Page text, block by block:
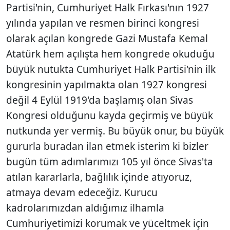
Partisi'nin, Cumhuriyet Halk Fırkası'nın 1927
yılında yapılan ve resmen birinci kongresi
olarak açılan kongrede Gazi Mustafa Kemal
Atatürk hem açılışta hem kongrede okuduğu
büyük nutukta Cumhuriyet Halk Partisi'nin ilk
kongresinin yapılmakta olan 1927 kongresi
değil 4 Eylül 1919'da başlamış olan Sivas
Kongresi olduğunu kayda geçirmiş ve büyük
nutkunda yer vermiş. Bu büyük onur, bu büyük
gururla buradan ilan etmek isterim ki bizler
bugün tüm adımlarımızı 105 yıl önce Sivas'ta
atılan kararlarla, bağlılık içinde atıyoruz,
atmaya devam edeceğiz. Kurucu
kadrolarımızdan aldığımız ilhamla
Cumhuriyetimizi korumak ve yüceltmek için